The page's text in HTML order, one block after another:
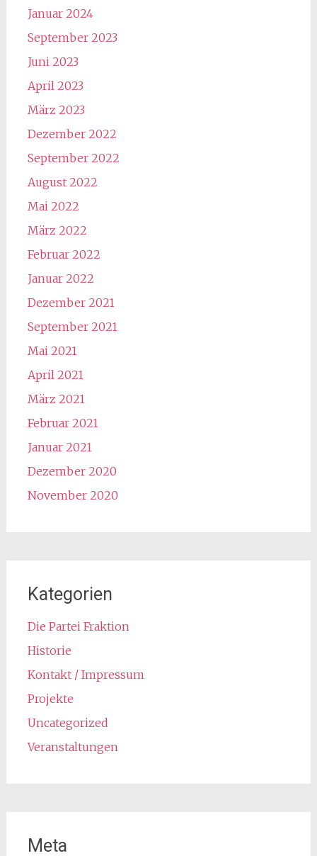
Januar 2024
September 2023
Juni 2023
April 2023
März 2023
Dezember 2022
September 2022
August 2022
Mai 2022
März 2022
Februar 2022
Januar 2022
Dezember 2021
September 2021
Mai 2021
April 2021
März 2021
Februar 2021
Januar 2021
Dezember 2020
November 2020
Kategorien
Die Partei Fraktion
Historie
Kontakt / Impressum
Projekte
Uncategorized
Veranstaltungen
Meta